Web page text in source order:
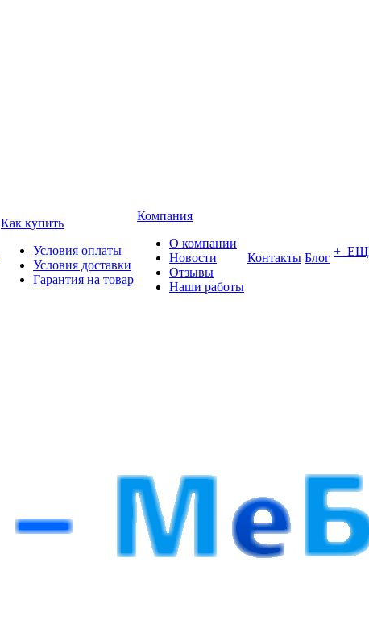
Как купить
Условия оплаты
Условия доставки
Гарантия на товар
Компания
О компании
Новости
Отзывы
Наши работы
Контакты Блог +